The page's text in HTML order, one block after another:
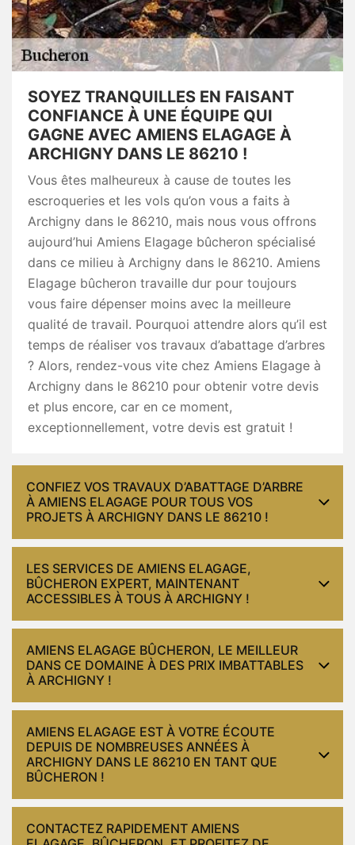
SOYEZ TRANQUILLES EN FAISANT
CONFIANCE À UNE ÉQUIPE QUI
GAGNE AVEC AMIENS ELAGAGE À
ARCHIGNY DANS LE 86210 !
Vous êtes malheureux à cause de toutes les
escroqueries et les vols qu’on vous a faits à
Archigny dans le 86210, mais nous vous offrons
aujourd’hui Amiens Elagage bûcheron spécialisé
dans ce milieu à Archigny dans le 86210. Amiens
Elagage bûcheron travaille dur pour toujours
vous faire dépenser moins avec la meilleure
qualité de travail. Pourquoi attendre alors qu’il est
temps de réaliser vos travaux d’abattage d’arbres
? Alors, rendez-vous vite chez Amiens Elagage à
Archigny dans le 86210 pour obtenir votre devis
et plus encore, car en ce moment,
exceptionnellement, votre devis est gratuit !
CONFIEZ VOS TRAVAUX D’ABATTAGE D’ARBRE
À AMIENS ELAGAGE POUR TOUS VOS
PROJETS À ARCHIGNY DANS LE 86210 !
LES SERVICES DE AMIENS ELAGAGE,
BÛCHERON EXPERT, MAINTENANT
ACCESSIBLES À TOUS À ARCHIGNY !
AMIENS ELAGAGE BÛCHERON, LE MEILLEUR
DANS CE DOMAINE À DES PRIX IMBATTABLES
À ARCHIGNY !
AMIENS ELAGAGE EST À VOTRE ÉCOUTE
DEPUIS DE NOMBREUSES ANNÉES À
ARCHIGNY DANS LE 86210 EN TANT QUE
BÛCHERON !
CONTACTEZ RAPIDEMENT AMIENS